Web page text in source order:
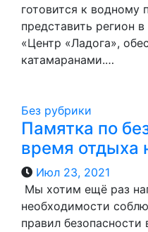
готовится к водному
представить регион
«Центр «Ладога»,
катамаранами.…
Без рубрики
Памятка по
время отдыха
Июл 23, 2021
Мы хотим ещё раз
необходимости
правил